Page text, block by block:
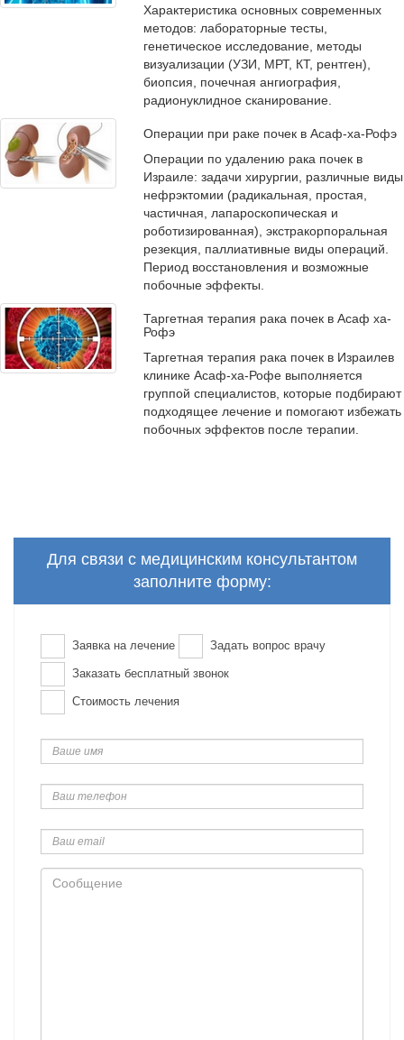
Характеристика основных современных
методов: лабораторные тесты,
генетическое исследование, методы
визуализации (УЗИ, МРТ, КТ, рентген),
биопсия, почечная ангиография,
радионуклидное сканирование.
Операции при раке почек в Асаф-ха-Рофэ
Операции по удалению рака почек в
Израиле: задачи хирургии, различные виды
нефрэктомии (радикальная, простая,
частичная, лапароскопическая и
роботизированная), экстракорпоральная
резекция, паллиативные виды операций.
Период восстановления и возможные
побочные эффекты.
Таргетная терапия рака почек в Асаф ха-
Рофэ
Таргетная терапия рака почек в Израилев
клинике Асаф-ха-Рофе выполняется
группой специалистов, которые подбирают
подходящее лечение и помогают избежать
побочных эффектов после терапии.
Для связи с медицинским консультантом
заполните форму:
Заявка на лечение Задать вопрос врачу
Заказать бесплатный звонок
Стоимость лечения
имя
телефон
email
Сообщение